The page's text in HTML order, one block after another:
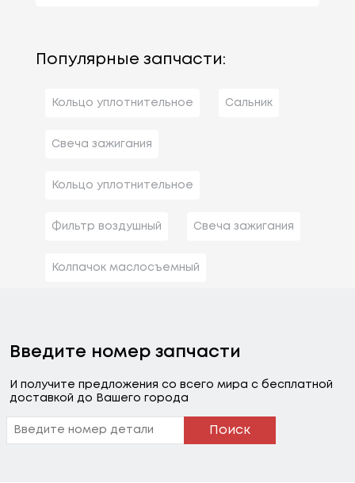
Популярные запчасти:
Кольцо уплотнительное Сальник
Свеча зажигания
Кольцо уплотнительное
Фильтр воздушный Свеча зажигания
Колпачок маслосъемный
Введите номер запчасти
И получите предложения со всего мира с бесплатной
доставкой до Вашего города
Поиск